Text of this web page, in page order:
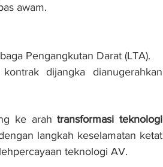
awam.
Pengangkutan Darat (LTA).
dijangka dianugerahkan
ke arah transformasi teknologi
langkah keselamatan ketat
teknologi AV.